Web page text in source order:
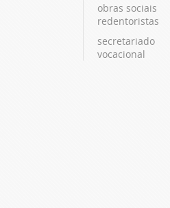
obras sociais
redentoristas
secretariado
vocacional